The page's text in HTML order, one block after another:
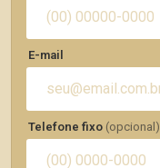
E-mail
Telefone fixo (opcional)